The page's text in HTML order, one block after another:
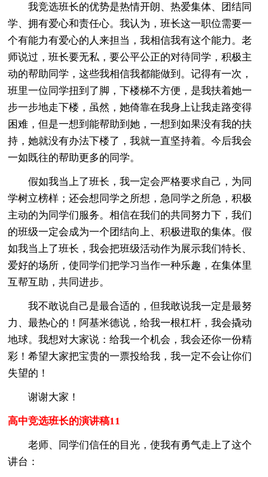
我竞选班长的优势是热情开朗、热爱集体、团结同
学、拥有爱心和责任心。我认为，班长这一职位需要一
个有能力有爱心的人来担当，我相信我有这个能力。老
师说过，班长要无私，要公平公正的对待同学，积极主
动的帮助同学，这些我相信我都能做到。记得有一次，
班里一位同学扭到了脚，下楼梯不方便，是我扶着她一
步一步地走下楼，虽然，她倚靠在我身上让我走路变得
困难，但是一想到能帮助到她，一想到如果没有我的扶
持，她就没有办法下楼了，我就一直坚持着。今后我会
一如既往的帮助更多的同学。
假如我当上了班长，我一定会严格要求自己，为同
学树立榜样；还会想同学之所想，急同学之所急，积极
主动的为同学们服务。相信在我们的共同努力下，我们
的班级一定会成为一个团结向上、积极进取的集体。假
如我当上了班长，我会把班级活动作为展示我们特长、
爱好的场所，使同学们把学习当作一种乐趣，在集体里
互帮互助，共同进步。
我不敢说自己是最合适的，但我敢说我一定是最努
力、最热心的！阿基米德说，给我一根杠杆，我会撬动
地球。我想对大家说：给我一个机会，我会还你一份精
彩！希望大家把宝贵的一票投给我，我一定不会让你们
失望的！
谢谢大家！
高中竞选班长的演讲稿11
老师、同学们信任的目光，使我有勇气走上了这个
讲台：